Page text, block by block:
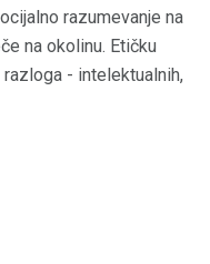
razumevanje na
na okolinu. Etičku
- intelektualnih,